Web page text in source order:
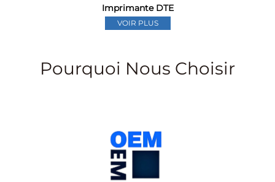
Imprimante DTE
VOIR PLUS
Pourquoi Nous Choisir